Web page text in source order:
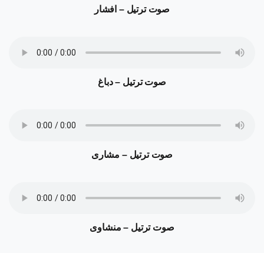
صوت ترتیل – افشار
صوت ترتیل – دباغ
صوت ترتیل – مشاری
صوت ترتیل – منشاوی